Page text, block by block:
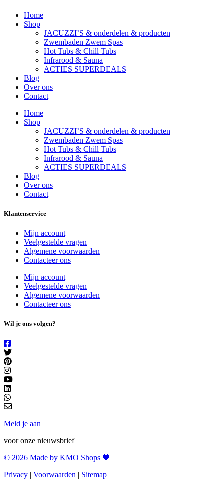
Home
Shop
JACUZZI’S & onderdelen & producten
Zwembaden Zwem Spas
Hot Tubs & Chill Tubs
Infrarood & Sauna
ACTIES SUPERDEALS
Blog
Over ons
Contact
Home
Shop
JACUZZI’S & onderdelen & producten
Zwembaden Zwem Spas
Hot Tubs & Chill Tubs
Infrarood & Sauna
ACTIES SUPERDEALS
Blog
Over ons
Contact
Klantenservice
Mijn account
Veelgestelde vragen
Algemene voorwaarden
Contacteer ons
Mijn account
Veelgestelde vragen
Algemene voorwaarden
Contacteer ons
Wil je ons volgen?
Meld je aan
voor onze nieuwsbrief
© 2026 Made by KMO Shops 💙
Privacy | Voorwaarden | Sitemap